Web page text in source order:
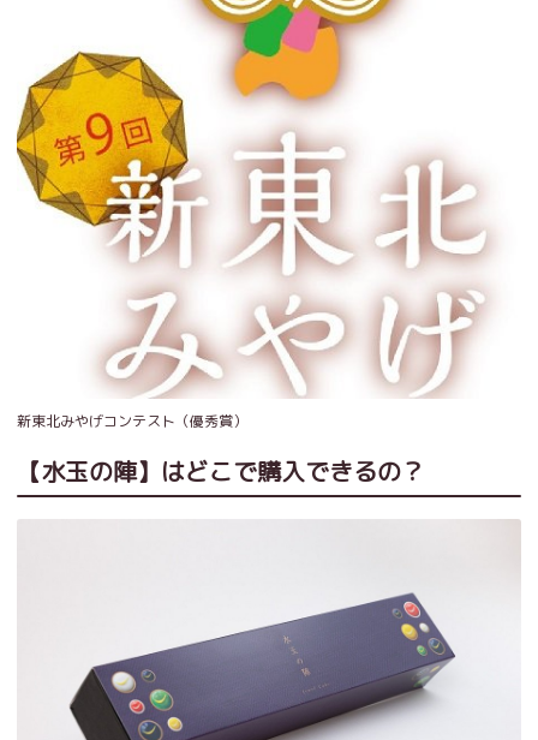
新東北みやげコンテスト（優秀賞）
【水玉の陣】はどこで購入できるの？